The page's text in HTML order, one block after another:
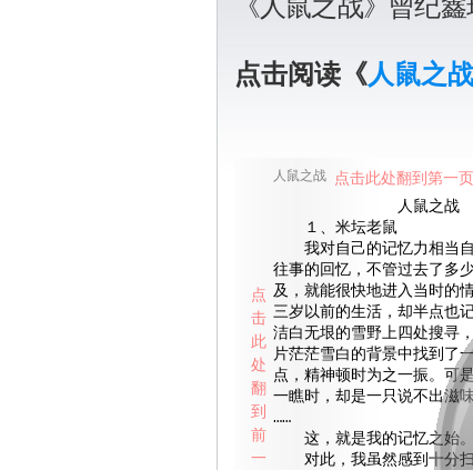
《人鼠之战》曾纪
点击阅读《人鼠之战
人鼠之战
人鼠之战
１、米坛老鼠
我对自己的记忆力相当自
往事的回忆，不管过去了多
及，就能很快地进入当时的
三岁以前的生活，却半点也
洁白无垠的雪野上四处搜寻
片茫茫雪白的背景中找到了
点，精神顿时为之一振。可
一瞧时，却是一只说不出滋
……
这，就是我的记忆之始。
对此，我虽然感到十分扫
点击此处翻到第一
点
击
此
处
翻
到
前
一